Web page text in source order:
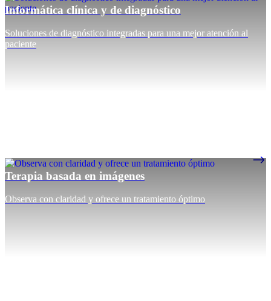
Informática clínica y de diagnóstico
Soluciones de diagnóstico integradas para una mejor atención al
paciente
Terapia basada en imágenes
Observa con claridad y ofrece un tratamiento óptimo